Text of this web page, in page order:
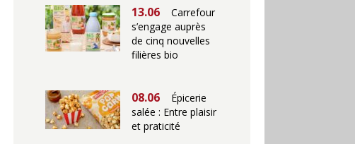
13.06
Carrefour
s’engage auprès
de cinq nouvelles
filières bio
08.06
Épicerie
salée : Entre plaisir
et praticité